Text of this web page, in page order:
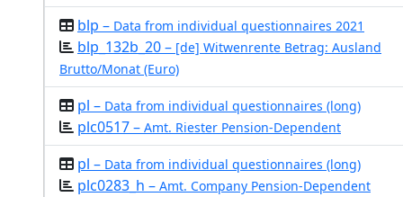
blp – Data from individual questionnaires 2021
blp_132b_20 – [de] Witwenrente Betrag: Ausland
Brutto/Monat (Euro)
pl – Data from individual questionnaires (long)
plc0517 – Amt. Riester Pension-Dependent
pl – Data from individual questionnaires (long)
plc0283_h – Amt. Company Pension-Dependent